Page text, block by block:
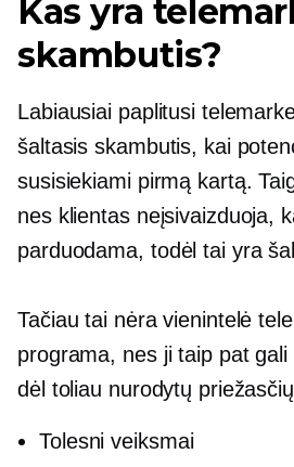
Kas yra
skambutis?
Labiausiai paplitusi
šaltasis skambutis, kai
susisiekiami pirmą kartą.
nes klientas neįsivaizduoja,
parduodama, todėl tai yra
Tačiau tai nėra vienintelė
programa, nes ji taip pat
dėl toliau nurodytų
Tolesni veiksmai